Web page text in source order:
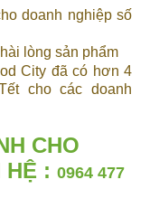
doanh nghiệp số
lòng sản phẩm
City đã có hơn 4
cho các doanh
CHO
HỆ : 0964 477